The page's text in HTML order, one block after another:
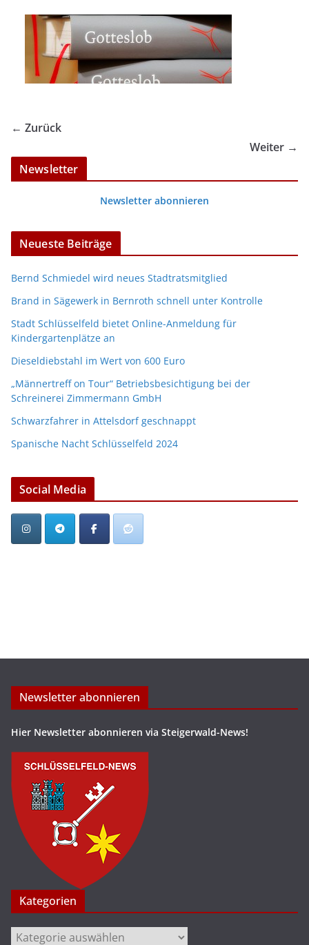
← Zurück
Weiter →
Newsletter
Newsletter abonnieren
Neueste Beiträge
Bernd Schmiedel wird neues Stadtratsmitglied
Brand in Sägewerk in Bernroth schnell unter Kontrolle
Stadt Schlüsselfeld bietet Online-Anmeldung für
Kindergartenplätze an
Dieseldiebstahl im Wert von 600 Euro
„Männertreff on Tour“ Betriebsbesichtigung bei der
Schreinerei Zimmermann GmbH
Schwarzfahrer in Attelsdorf geschnappt
Spanische Nacht Schlüsselfeld 2024
Social Media
Newsletter abonnieren
Hier Newsletter abonnieren via Steigerwald-News!
Kategorien
Kategorien